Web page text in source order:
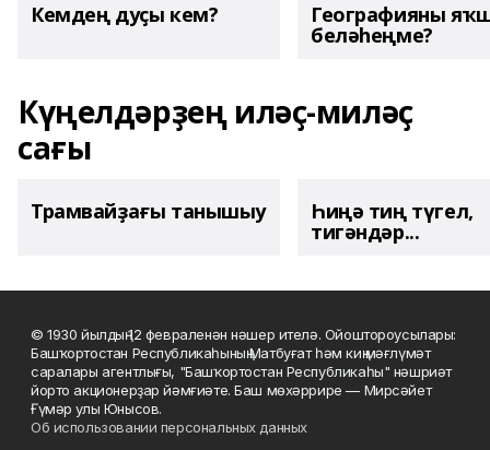
Кемдең дуҫы кем? Географияны
беләһеңме?
Күңелдәрҙең иләҫ-миләҫ
сағы
Трамвайҙағы танышыу Һиңә тиң түгел,
тигәндәр...
© 1930 йылдың 12 февраленән нәшер ителә. Ойоштороусылары:
Башҡортостан Республикаһының Матбуғат һәм киң мәғлүмәт
саралары агентлығы, "Башҡортостан Республикаһы" нәшриәт
йорто акционерҙар йәмғиәте. Баш мөхәррире — Мирсәйет
Ғүмәр улы Юнысов.
Об использовании персональных данных